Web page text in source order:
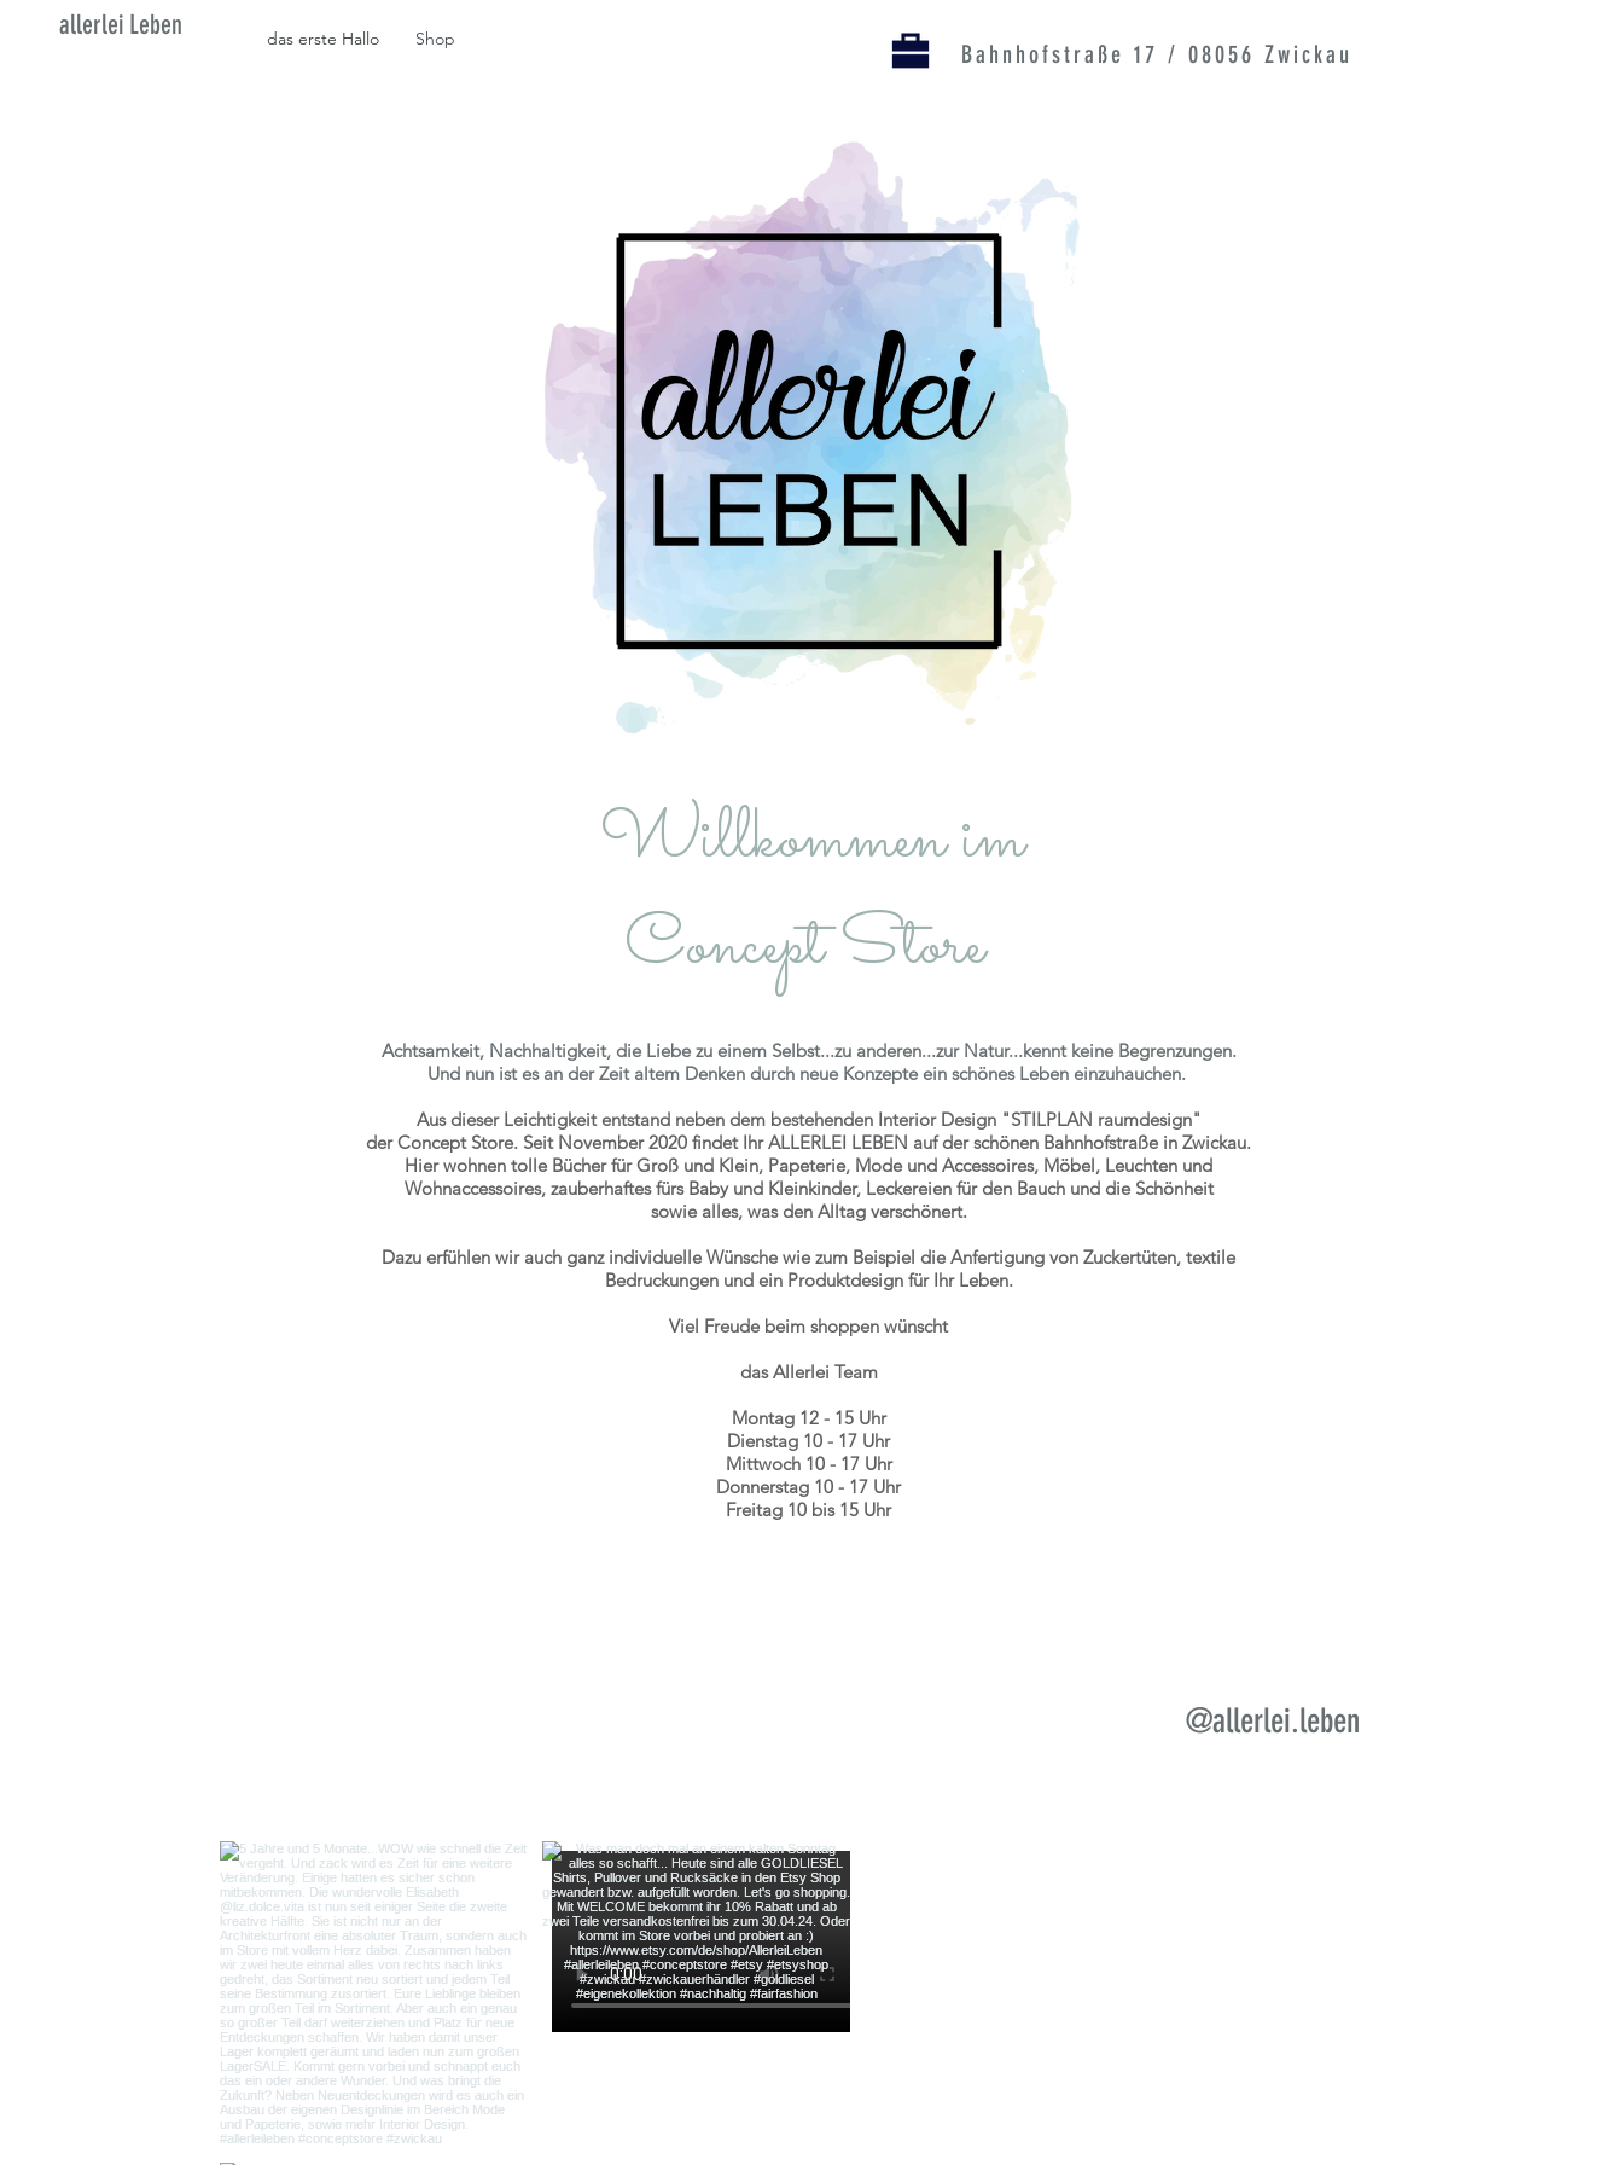
allerlei Leben das erste Hallo Shop
Bahnhofstraße 17 / 08056 Zwickau
Willkommen im
Concept Store
Achtsamkeit, Nachhaltigkeit, die Liebe zu einem Selbst...zu anderen...zur Natur...kennt keine Begrenzungen.
Und nun ist es an der Zeit altem Denken durch neue Konzepte ein schönes Leben einzuhauchen.
Aus dieser Leichtigkeit entstand neben dem bestehenden Interior Design "STILPLAN raumdesign"
der Concept Store. Seit November 2020 findet Ihr ALLERLEI LEBEN auf der schönen Bahnhofstraße in Zwickau.
Hier wohnen tolle Bücher für Groß und Klein, Papeterie, Mode und Accessoires, Möbel, Leuchten und
Wohnaccessoires, zauberhaftes fürs Baby und Kleinkinder, Leckereien für den Bauch und die Schönheit
sowie alles, was den Alltag verschönert.
Dazu erfühlen wir auch ganz individuelle Wünsche wie zum Beispiel die Anfertigung von Zuckertüten, textile
Bedruckungen und ein Produktdesign für Ihr Leben.
Viel Freude beim shoppen wünscht
das Allerlei Team
Montag 12 - 15 Uhr
Dienstag 10 - 17 Uhr
Mittwoch 10 - 17 Uhr
Donnerstag 10 - 17 Uhr
Freitag 10 bis 15 Uhr
@allerlei.leben